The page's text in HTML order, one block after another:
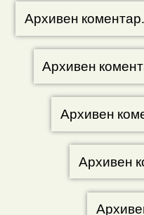
Архивен коментар.
Архивен
Архивен
Архивен